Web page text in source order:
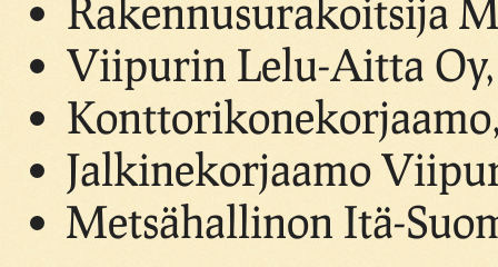
Rakennusurakoitsija
Viipurin Lelu-Aitta Oy,
Jalkinekorjaamo
Metsähallinon Itä-